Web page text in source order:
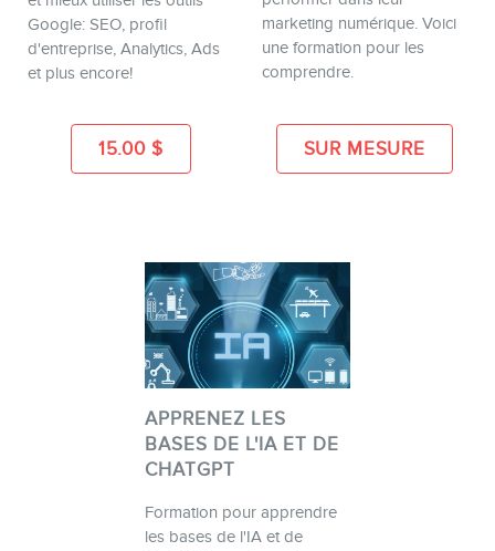
Google: SEO, profil
d'entreprise, Analytics, Ads
et plus encore!
15.00 $
marketing numérique. Voici
une formation pour les
comprendre.
SUR MESURE
APPRENEZ LES
BASES DE L'IA ET DE
CHATGPT
Formation pour apprendre
les bases de l'IA et de